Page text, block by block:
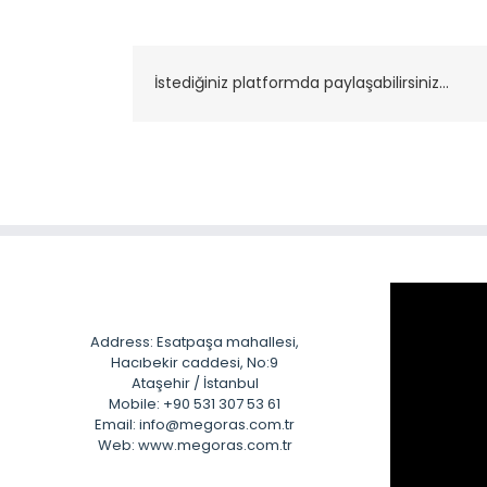
İstediğiniz platformda paylaşabilirsiniz...
Address: Esatpaşa mahallesi,
Hacıbekir caddesi, No:9
Ataşehir / İstanbul
Mobile: +90 531 307 53 61
Email: info@megoras.com.tr
Web: www.megoras.com.tr